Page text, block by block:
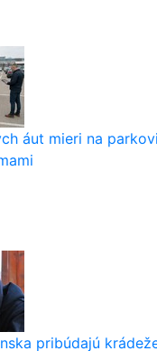
áut mieri na
pribúdajú